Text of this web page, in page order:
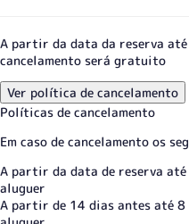
A partir da data da reserva
cancelamento será gratuito
Ver política de cancelamento
Políticas de cancelamento
Em caso de cancelamento os
A partir da data de reserva
aluguer
A partir de 14 dias antes até 8